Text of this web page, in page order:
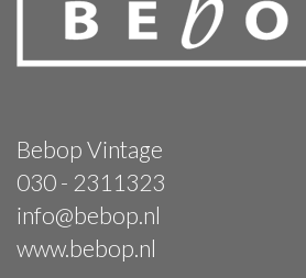
Bebop Vintage
030 - 2311323
info@bebop.nl
www.bebop.nl